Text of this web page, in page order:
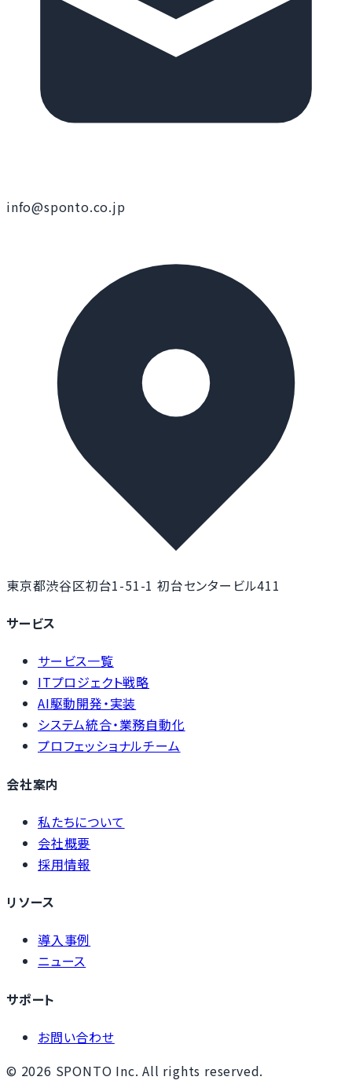
info@sponto.co.jp
東京都渋谷区初台1-51-1 初台センタービル411
サービス
サービス一覧
ITプロジェクト戦略
AI駆動開発・実装
システム統合・業務自動化
プロフェッショナルチーム
会社案内
私たちについて
会社概要
採用情報
リソース
導入事例
ニュース
サポート
お問い合わせ
© 2026 SPONTO Inc. All rights reserved.